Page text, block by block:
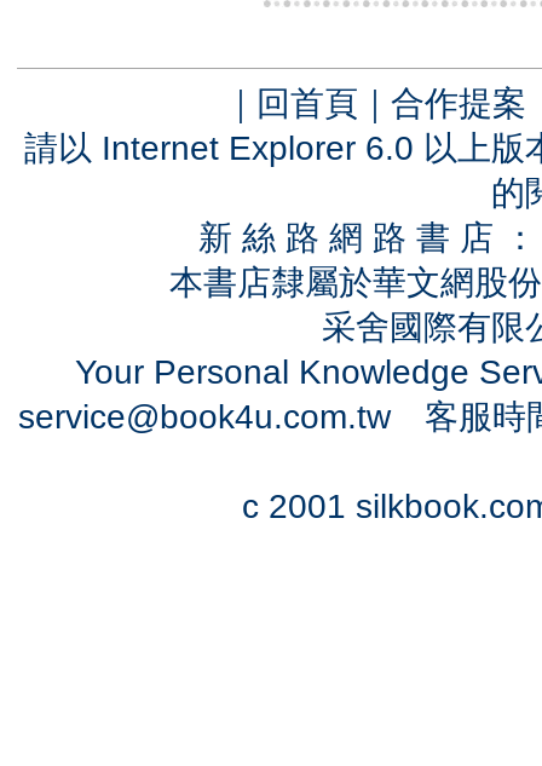
｜ 回首頁 ｜ 合作提案
請以 Internet Explorer 6.0 以上
的
新 絲 路 網 路 書 店
本書店隸屬於華文網股
采舍國際有
Your Personal Knowledge
service@book4u.com.tw客服時
c 2001